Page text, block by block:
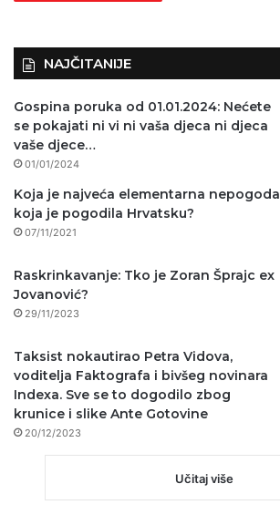
NAJČITANIJE
Gospina poruka od 01.01.2024: Nećete
se pokajati ni vi ni vaša djeca ni djeca
vaše djece…
01/01/2024
Koja je najveća elementarna nepogoda
koja je pogodila Hrvatsku?
07/11/2021
Raskrinkavanje: Tko je Zoran Šprajc ex
Jovanović?
29/11/2023
Taksist nokautirao Petra Vidova,
voditelja Faktografa i bivšeg novinara
Indexa. Sve se to dogodilo zbog
krunice i slike Ante Gotovine
20/12/2023
Učitaj više